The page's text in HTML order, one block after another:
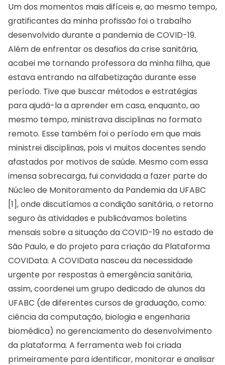
Um dos momentos mais difíceis e, ao mesmo tempo,
gratificantes da minha profissão foi o trabalho
desenvolvido durante a pandemia de COVID-19.
Além de enfrentar os desafios da crise sanitária,
acabei me tornando professora da minha filha, que
estava entrando na alfabetização durante esse
período. Tive que buscar métodos e estratégias
para ajudá-la a aprender em casa, enquanto, ao
mesmo tempo, ministrava disciplinas no formato
remoto. Esse também foi o período em que mais
ministrei disciplinas, pois vi muitos docentes sendo
afastados por motivos de saúde. Mesmo com essa
imensa sobrecarga, fui convidada a fazer parte do
Núcleo de Monitoramento da Pandemia da UFABC
[1], onde discutíamos a condição sanitária, o retorno
seguro às atividades e publicávamos boletins
mensais sobre a situação da COVID-19 no estado de
São Paulo, e do projeto para criação da Plataforma
COVIData. A COVIData nasceu da necessidade
urgente por respostas à emergência sanitária,
assim, coordenei um grupo dedicado de alunos da
UFABC (de diferentes cursos de graduação, como:
ciência da computação, biologia e engenharia
biomédica) no gerenciamento do desenvolvimento
da plataforma. A ferramenta web foi criada
primeiramente para identificar, monitorar e analisar